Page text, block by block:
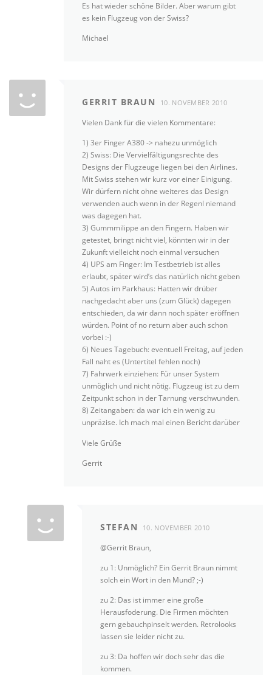
Es hat wieder schöne Bilder. Aber warum gibt
es kein Flugzeug von der Swiss?
Michael
GERRIT BRAUN 10. NOVEMBER 2010
Vielen Dank für die vielen Kommentare:
1) 3er Finger A380 -> nahezu unmöglich
2) Swiss: Die Vervielfältigungsrechte des
Designs der Flugzeuge liegen bei den Airlines.
Mit Swiss stehen wir kurz vor einer Einigung.
Wir dürfern nicht ohne weiteres das Design
verwenden auch wenn in der Regenl niemand
was dagegen hat.
3) Gummmilippe an den Fingern. Haben wir
getestet, bringt nicht viel, könnten wir in der
Zukunft vielleicht noch einmal versuchen
4) UPS am Finger: Im Testbetrieb ist alles
erlaubt, später wird’s das natürlich nicht geben
5) Autos im Parkhaus: Hatten wir drüber
nachgedacht aber uns (zum Glück) dagegen
entschieden, da wir dann noch später eröffnen
würden. Point of no return aber auch schon
vorbei :-)
6) Neues Tagebuch: eventuell Freitag, auf jeden
Fall naht es (Untertitel fehlen noch)
7) Fahrwerk einziehen: Für unser System
unmöglich und nicht nötig. Flugzeug ist zu dem
Zeitpunkt schon in der Tarnung verschwunden.
8) Zeitangaben: da war ich ein wenig zu
unpräzise. Ich mach mal einen Bericht darüber
Viele Grüße
Gerrit
STEFAN 10. NOVEMBER 2010
@Gerrit Braun,
zu 1: Unmöglich? Ein Gerrit Braun nimmt
solch ein Wort in den Mund? ;-)
zu 2: Das ist immer eine große
Herausfoderung. Die Firmen möchten
gern gebauchpinselt werden. Retrolooks
lassen sie leider nicht zu.
zu 3: Da hoffen wir doch sehr das die
kommen.